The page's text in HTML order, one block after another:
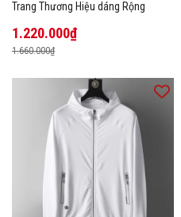
Trang Thương Hiệu dáng Rộng
1.220.000₫
1.660.000₫